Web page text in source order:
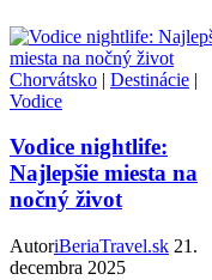
Chorvátsko | Destinácie |
Vodice
Vodice nightlife:
Najlepšie miesta na
nočný život
AutoriBeriaTravel.sk 21.
decembra 2025